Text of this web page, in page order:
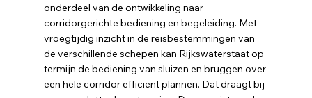
onderdeel van de ontwikkeling naar
corridorgerichte bediening en begeleiding. Met
vroegtijdig inzicht in de reisbestemmingen van
de verschillende schepen kan Rijkswaterstaat op
termijn de bediening van sluizen en bruggen over
een hele corridor efficiënt plannen. Dat draagt bij